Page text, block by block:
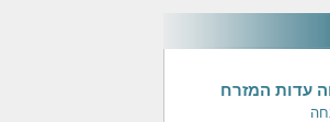
עדות המזרח